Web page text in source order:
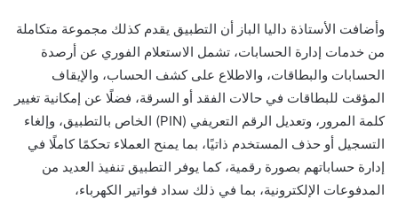
وأضافت الأستاذة داليا الباز أن التطبيق يقدم كذلك مجموعة متكاملة
من خدمات إدارة الحسابات، تشمل الاستعلام الفوري عن أرصدة
الحسابات والبطاقات، والاطلاع على كشف الحساب، والإيقاف
المؤقت للبطاقات في حالات الفقد أو السرقة، فضلًا عن إمكانية تغيير
كلمة المرور، وتعديل الرقم التعريفي (PIN) الخاص بالتطبيق، وإلغاء
التسجيل أو حذف المستخدم ذاتيًا، بما يمنح العملاء تحكمًا كاملًا في
إدارة حساباتهم بصورة رقمية، كما يوفر التطبيق تنفيذ العديد من
المدفوعات الإلكترونية، بما في ذلك سداد فواتير الكهرباء،